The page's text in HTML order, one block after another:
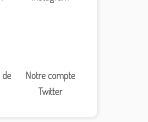
Notre compte
Twitter